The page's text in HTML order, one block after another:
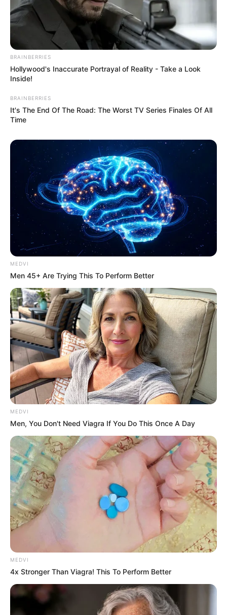
BRAINBERRIES
Hollywood's Inaccurate Portrayal of Reality - Take a Look
Inside!
BRAINBERRIES
It's The End Of The Road: The Worst TV Series Finales Of All
Time
MEDVI
Men 45+ Are Trying This To Perform Better
MEDVI
Men, You Don't Need Viagra If You Do This Once A Day
MEDVI
4x Stronger Than Viagra! This To Perform Better